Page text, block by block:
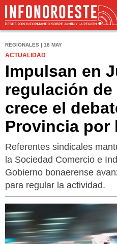
REGIONALES | 18 MAY
ACTUALIDAD
Impulsan en
regulación
crece el
Provincia por
Referentes sindicales
la Sociedad Comercio e
Gobierno bonaerense
para regular la actividad.